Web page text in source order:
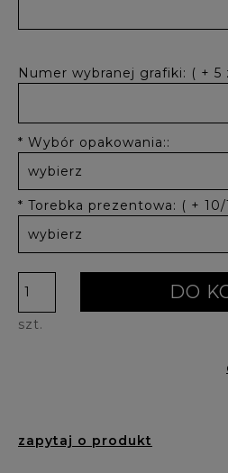
Numer wybranej grafiki: ( + 5
* Wybór opakowania::
* Torebka prezentowa: ( + 10/
szt.
DO
zapytaj o produkt